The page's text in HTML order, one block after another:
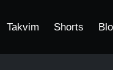
Takvim Shorts